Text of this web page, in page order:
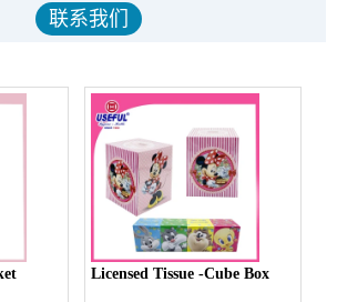
Pocket Licensed Tissue -Cube Box